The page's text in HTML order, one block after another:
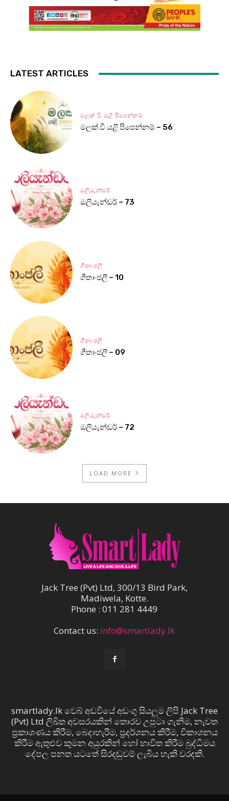
LATEST ARTICLES
මලක් වී යළි පිපෙන්නම්
මලක් වී යළි පිපෙන්නම් – 56
ඔලියැන්ඩර්
ඔලියැන්ඩර් – 73
ගීතාංජලී
ගීතාංජලී – 10
ගීතාංජලී
ගීතාංජලී – 09
ඔලියැන්ඩර්
ඔලියැන්ඩර් – 72
LOAD MORE
Jack Tree (Pvt) Ltd, 300/13 Bird Park,
Madiwela, Kotte.
Phone : 011 281 4449
Contact us: info@smartlady.lk
smartlady.lk වෙබ් අඩවියේ අඩංගු සියලුම ලිපි Jack Tree
(Pvt) Ltd ලිඛිත අවසරයකින් තොරව උපුටා ගැනීම, නැවත
ප්‍රකාශණය කිරීම, බෙදාහැරීම, ප්‍රදර්ශනය කිරීම, විකාශනය
කිරීම ඇතුළුව කුමන අයුරකින් හෝ භාවිත කිරීම බුද්ධිමය
දේපල පනත යටතේ සිරදඬුවම් ලැබිය හැකි වරදකි.